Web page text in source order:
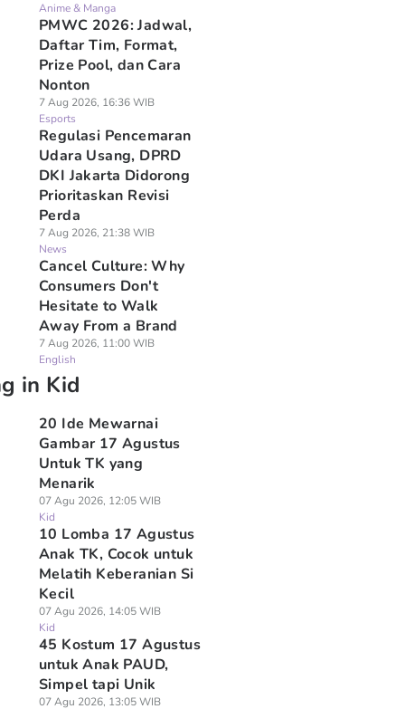
Anime & Manga
PMWC 2026: Jadwal,
Daftar Tim, Format,
Prize Pool, dan Cara
Nonton
7 Aug 2026, 16:36 WIB
Esports
Regulasi Pencemaran
Udara Usang, DPRD
DKI Jakarta Didorong
Prioritaskan Revisi
Perda
7 Aug 2026, 21:38 WIB
News
Cancel Culture: Why
Consumers Don't
Hesitate to Walk
Away From a Brand
7 Aug 2026, 11:00 WIB
English
in Kid
20 Ide Mewarnai
Gambar 17 Agustus
Untuk TK yang
Menarik
07 Agu 2026, 12:05 WIB
Kid
10 Lomba 17 Agustus
Anak TK, Cocok untuk
Melatih Keberanian Si
Kecil
07 Agu 2026, 14:05 WIB
Kid
45 Kostum 17 Agustus
untuk Anak PAUD,
Simpel tapi Unik
07 Agu 2026, 13:05 WIB